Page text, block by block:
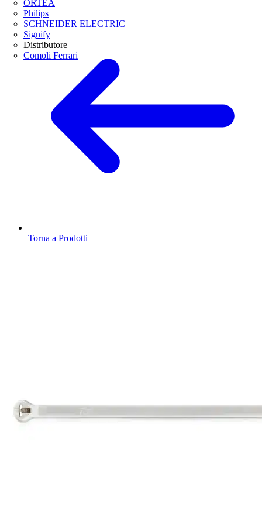
ORTEA
Philips
SCHNEIDER ELECTRIC
Signify
Distributore
Comoli Ferrari
Torna a Prodotti